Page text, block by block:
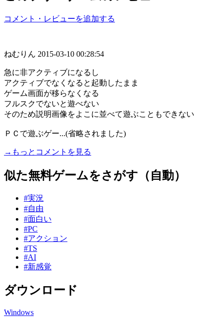
コメント・レビューを追加する
ねむりん 2015-03-10 00:28:54
急に非アクティブになるし
アクティブでなくなると起動したまま
ゲーム画面が移らなくなる
フルスクでないと遊べない
そのため説明画像をよこに並べて遊ぶこともできない
ＰＣで遊ぶゲー...(省略されました)
→もっとコメントを見る
似た無料ゲームをさがす（自動）
#実況
#自由
#面白い
#PC
#アクション
#TS
#AI
#新感覚
ダウンロード
Windows